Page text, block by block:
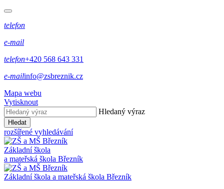
telefon
e-mail
telefon+420 568 643 331
e-mailinfo@zsbreznik.cz
Mapa webu
Vytisknout
Hledaný výraz
Hledat
rozšířené vyhledávání
Základní škola
a mateřská škola Březník
Základní škola a mateřská škola Březník